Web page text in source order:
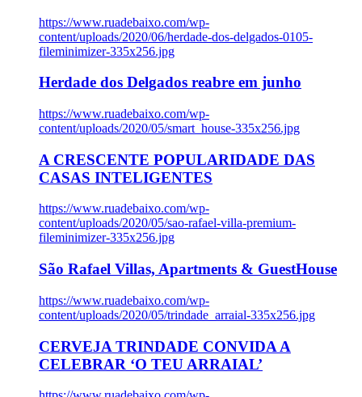
https://www.ruadebaixo.com/wp-
content/uploads/2020/06/herdade-dos-delgados-0105-
fileminimizer-335x256.jpg
Herdade dos Delgados reabre em junho
https://www.ruadebaixo.com/wp-
content/uploads/2020/05/smart_house-335x256.jpg
A CRESCENTE POPULARIDADE DAS
CASAS INTELIGENTES
https://www.ruadebaixo.com/wp-
content/uploads/2020/05/sao-rafael-villa-premium-
fileminimizer-335x256.jpg
São Rafael Villas, Apartments & GuestHouse
https://www.ruadebaixo.com/wp-
content/uploads/2020/05/trindade_arraial-335x256.jpg
CERVEJA TRINDADE CONVIDA A
CELEBRAR ‘O TEU ARRAIAL’